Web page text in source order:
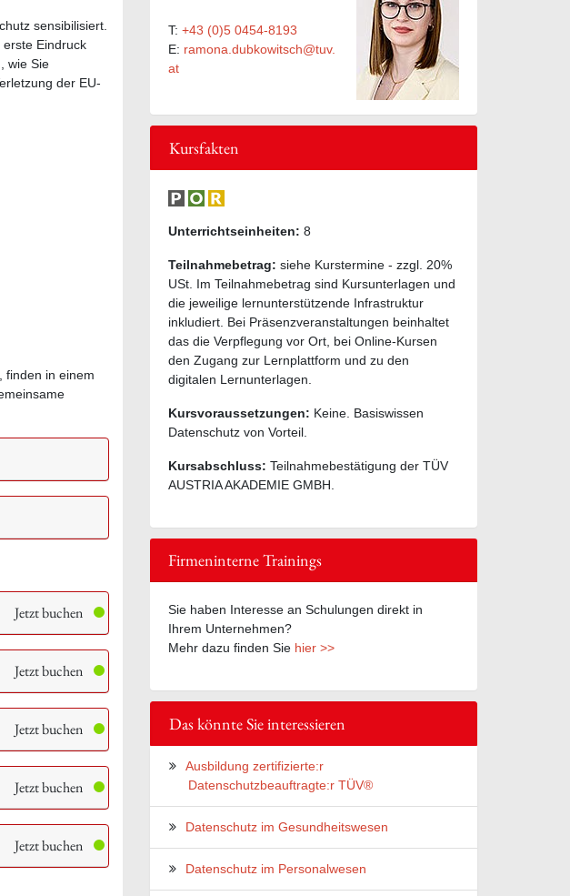
sensibilisiert.
Eindruck
wie Sie
der EU-
finden in einem
Jetzt buchen
Jetzt buchen
Jetzt buchen
Jetzt buchen
Jetzt buchen
T: +43 (0)5 0454-8193
E: ramona.dubkowitsch@tuv.
at
Kursfakten
Unterrichtseinheiten: 8
Teilnahmebetrag: siehe Kurstermine - zzgl. 20%
USt. Im Teilnahmebetrag sind Kursunterlagen und
die jeweilige lernunterstützende Infrastruktur
inkludiert. Bei Präsenzveranstaltungen beinhaltet
das die Verpflegung vor Ort, bei Online-Kursen
den Zugang zur Lernplattform und zu den
digitalen Lernunterlagen.
Kursvoraussetzungen: Keine. Basiswissen
Datenschutz von Vorteil.
Kursabschluss: Teilnahmebestätigung der TÜV
AUSTRIA AKADEMIE GMBH.
Firmeninterne Trainings
Sie haben Interesse an Schulungen direkt in
Ihrem Unternehmen?
Mehr dazu finden Sie hier >>
Das könnte Sie interessieren
Ausbildung zertifizierte:r
Datenschutzbeauftragte:r TÜV®
Datenschutz im Gesundheitswesen
Datenschutz im Personalwesen